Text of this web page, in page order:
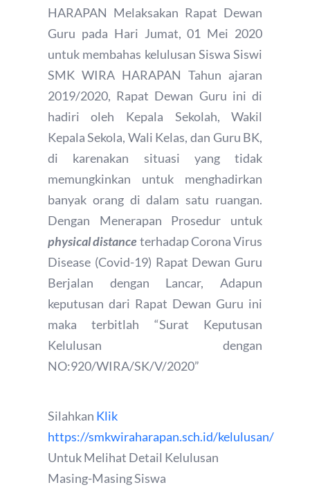
HARAPAN Melaksakan Rapat Dewan
Guru pada Hari Jumat, 01 Mei 2020
untuk membahas kelulusan Siswa Siswi
SMK WIRA HARAPAN Tahun ajaran
2019/2020, Rapat Dewan Guru ini di
hadiri oleh Kepala Sekolah, Wakil
Kepala Sekola, Wali Kelas, dan Guru BK,
di karenakan situasi yang tidak
memungkinkan untuk menghadirkan
banyak orang di dalam satu ruangan.
Dengan Menerapan Prosedur untuk
physical distanceterhadap Corona Virus
Disease (Covid-19) Rapat Dewan Guru
Berjalan dengan Lancar, Adapun
keputusan dari Rapat Dewan Guru ini
maka terbitlah “Surat Keputusan
Kelulusan dengan
NO:920/WIRA/SK/V/2020”
Silahkan Klik
https://smkwiraharapan.sch.id/kelulusan/
Untuk Melihat Detail Kelulusan
Masing-Masing Siswa